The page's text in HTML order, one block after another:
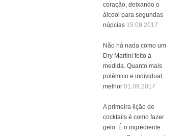
coração, deixando o
álcool para segundas
núpcias 15.09.2017
Não há nada como um
Dry Martini feito à
medida. Quanto mais
polémico e individual,
melhor 01.09.2017
A primeira lição de
cocktails é como fazer
gelo. É o ingrediente